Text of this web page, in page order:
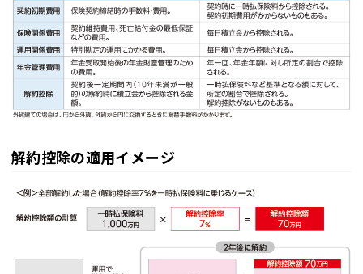
解約控除の適用イメージ